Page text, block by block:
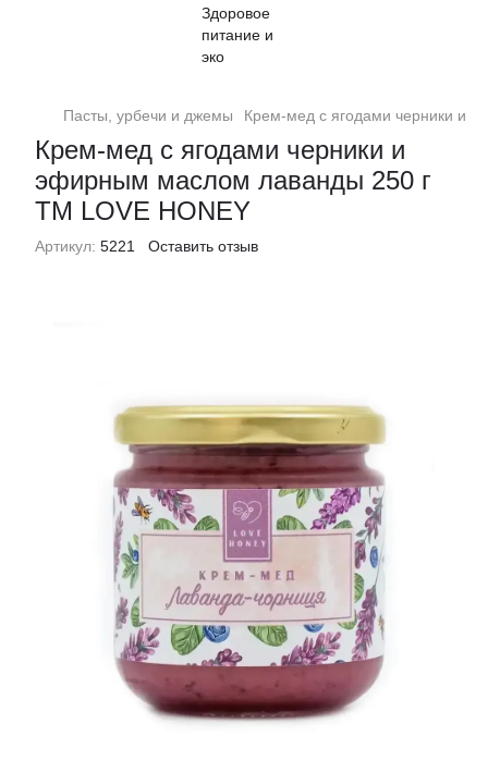
Пасты, урбечи и джемы Крем-мед с ягодами черники и
Крем-мед с ягодами черники и
эфирным маслом лаванды 250 г
TM LOVE HONEY
Артикул: 5221 Оставить отзыв